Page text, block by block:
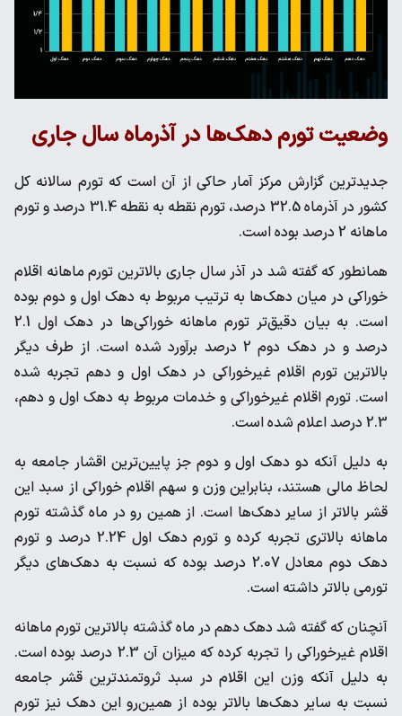
وضعیت تورم دهک‌ها در آذرماه سال جاری
جدیدترین گزارش مرکز آمار حاکی از آن است که تورم سالانه کل
کشور در آذرماه 32.5 درصد، تورم نقطه به نقطه 31.4 درصد و تورم
ماهانه 2 درصد بوده است.
همانطور که گفته شد در آذر سال جاری بالاترین تورم ماهانه اقلام
خوراکی در میان دهک‌ها به ترتیب مربوط به دهک اول و دوم بوده
است. به بیان دقیق‌تر تورم ماهانه خوراکی‌ها در دهک اول 2.1
درصد و در دهک دوم 2 درصد برآورد شده است. از طرف دیگر
بالاترین تورم اقلام غیرخوراکی در دهک اول و دهم تجربه شده
است. تورم اقلام غیرخوراکی‌ و خدمات مربوط به دهک اول و دهم،
2.3 درصد اعلام شده است.
به دلیل آنکه دو دهک اول و دوم جز پایین‌ترین اقشار جامعه به
لحاظ مالی هستند، بنابراین وزن و سهم اقلام خوراکی از سبد این
قشر بالاتر از سایر دهک‌ها است. از همین رو در ماه گذشته تورم
ماهانه بالاتری تجربه کرده و تورم دهک اول 2.24 درصد و تورم
دهک دوم معادل 2.07 درصد بوده که نسبت به دهک‌های دیگر
تورمی بالاتر داشته است.
آنچنان که گفته شد دهک دهم در ماه گذشته بالاترین تورم ماهانه
اقلام غیرخوراکی را تجربه کرده که میزان آن 2.3 درصد بوده است.
به دلیل آنکه وزن این اقلام در سبد ثروتمندترین قشر جامعه
نسبت به سایر دهک‌ها بالاتر بوده از همین‌رو این دهک نیز تورم